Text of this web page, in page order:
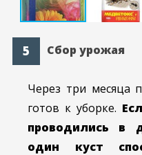
Сбор урожая
Через три месяца
готов к уборке.
проводились в
один куст